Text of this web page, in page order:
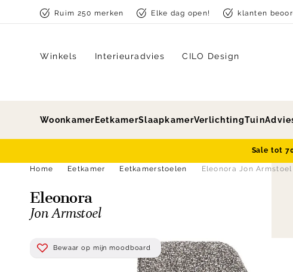
Skip to contentRuim 250 merken Elke dag open! klanten
Winkels Interieuradvies CILO Design
Woonkamer EetkamerSlaapkamerVerlichtingTuin
Sale tot
Home
Eetkamer Eetkamerstoelen Eleonora Jon Armstoel
Eleonora
Jon Armstoel
Bewaar op mijn moodboard